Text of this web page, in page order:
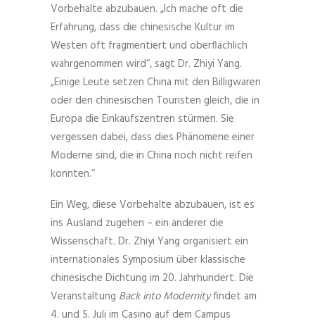
Vorbehalte abzubauen. „Ich mache oft die
Erfahrung, dass die chinesische Kultur im
Westen oft fragmentiert und oberflächlich
wahrgenommen wird“, sagt Dr. Zhiyi Yang.
„Einige Leute setzen China mit den Billigwaren
oder den chinesischen Touristen gleich, die in
Europa die Einkaufszentren stürmen. Sie
vergessen dabei, dass dies Phänomene einer
Moderne sind, die in China noch nicht reifen
konnten.“
Ein Weg, diese Vorbehalte abzubauen, ist es
ins Ausland zugehen – ein anderer die
Wissenschaft. Dr. Zhiyi Yang organisiert ein
internationales Symposium über klassische
chinesische Dichtung im 20. Jahrhundert. Die
Veranstaltung Back into Modernityfindet am
4. und 5. Juli im Casino auf dem Campus